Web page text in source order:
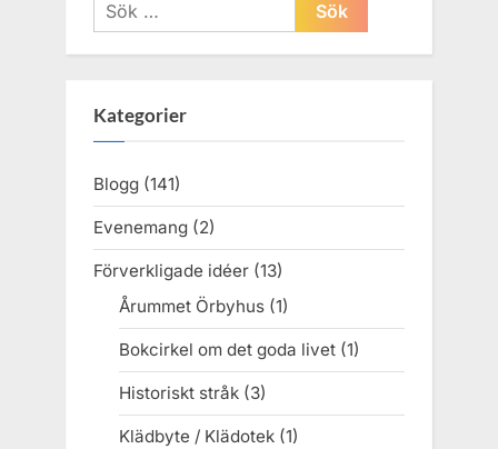
efter:
Kategorier
Blogg (141)
Evenemang (2)
Förverkligade idéer (13)
Årummet Örbyhus(1)
Bokcirkel om det goda livet(1)
Historiskt stråk(3)
Klädbyte / Klädotek(1)